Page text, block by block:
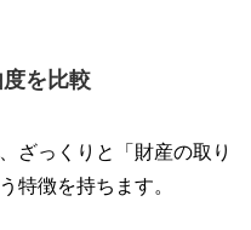
を比較
ざっくりと「財産の取り
特徴を持ちます。